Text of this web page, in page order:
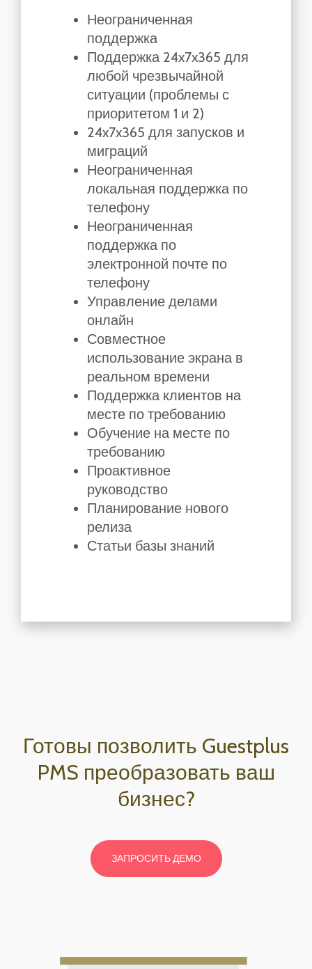
Неограниченная
поддержка
Поддержка 24x7x365 для
любой чрезвычайной
ситуации (проблемы с
приоритетом 1 и 2)
24x7x365 для запусков и
миграций
Неограниченная
локальная поддержка по
телефону
Неограниченная
поддержка по
электронной почте по
телефону
Управление делами
онлайн
Совместное
использование экрана в
реальном времени
Поддержка клиентов на
месте по требованию
Обучение на месте по
требованию
Проактивное
руководство
Планирование нового
релиза
Статьи базы знаний
Готовы позволить Guestplus
PMS преобразовать ваш
бизнес?
ЗАПРОСИТЬ ДЕМО